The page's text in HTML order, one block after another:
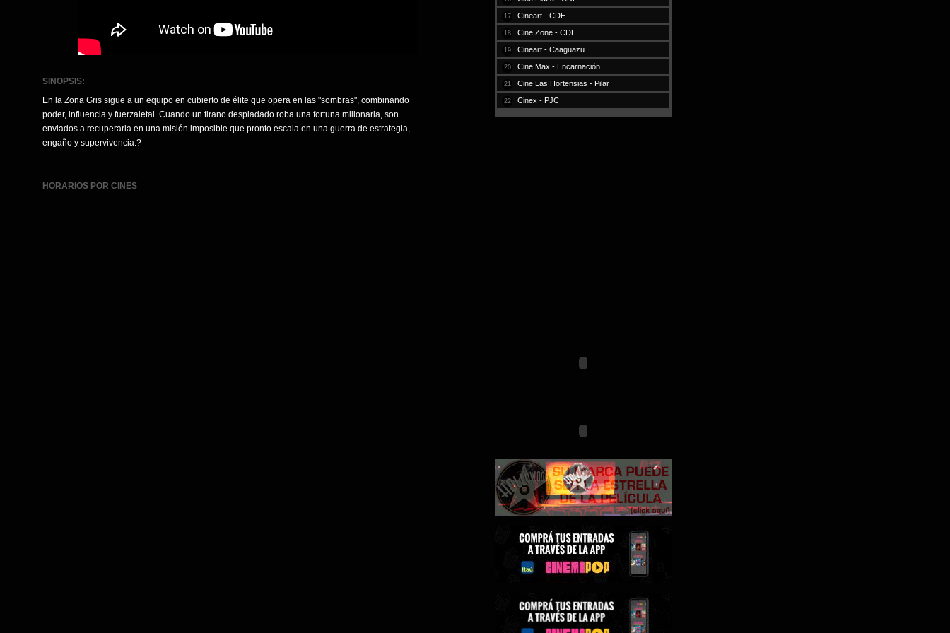
SINOPSIS:
En la Zona Gris sigue a un equipo en cubierto de élite que opera en las "sombras", combinando
poder, influencia y fuerzaletal. Cuando un tirano despiadado roba una fortuna millonaria, son
enviados a recuperarla en una misión imposible que pronto escala en una guerra de estrategia,
engaño y supervivencia.?
HORARIOS POR CINES
17 Cineart - CDE
18 Cine Zone - CDE
19 Cineart - Caaguazu
20 Cine Max - Encarnación
21 Cine Las Hortensias - Pilar
22 Cinex - PJC